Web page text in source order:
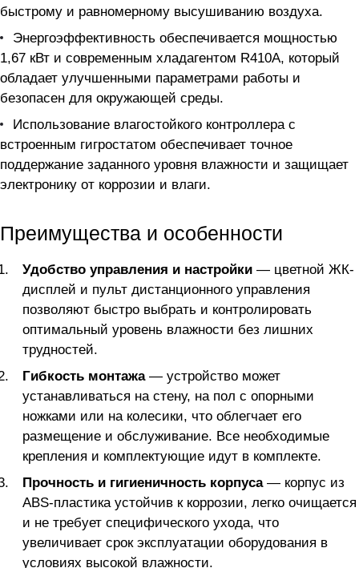
быстрому и равномерному высушиванию воздуха.
Энергоэффективность обеспечивается мощностью
1,67 кВт и современным хладагентом R410A, который
обладает улучшенными параметрами работы и
безопасен для окружающей среды.
Использование влагостойкого контроллера с
встроенным гигростатом обеспечивает точное
поддержание заданного уровня влажности и защищает
электронику от коррозии и влаги.
Преимущества и особенности
Удобство управления и настройки — цветной ЖК-
дисплей и пульт дистанционного управления
позволяют быстро выбрать и контролировать
оптимальный уровень влажности без лишних
трудностей.
Гибкость монтажа— устройство может
устанавливаться на стену, на пол с опорными
ножками или на колесики, что облегчает его
размещение и обслуживание. Все необходимые
крепления и комплектующие идут в комплекте.
Прочность и гигиеничность корпуса— корпус из
ABS-пластика устойчив к коррозии, легко очищается
и не требует специфического ухода, что
увеличивает срок эксплуатации оборудования в
условиях высокой влажности.